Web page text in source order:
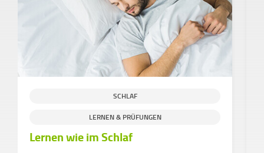
SCHLAF
LERNEN & PRÜFUNGEN
Lernen wie im Schlaf